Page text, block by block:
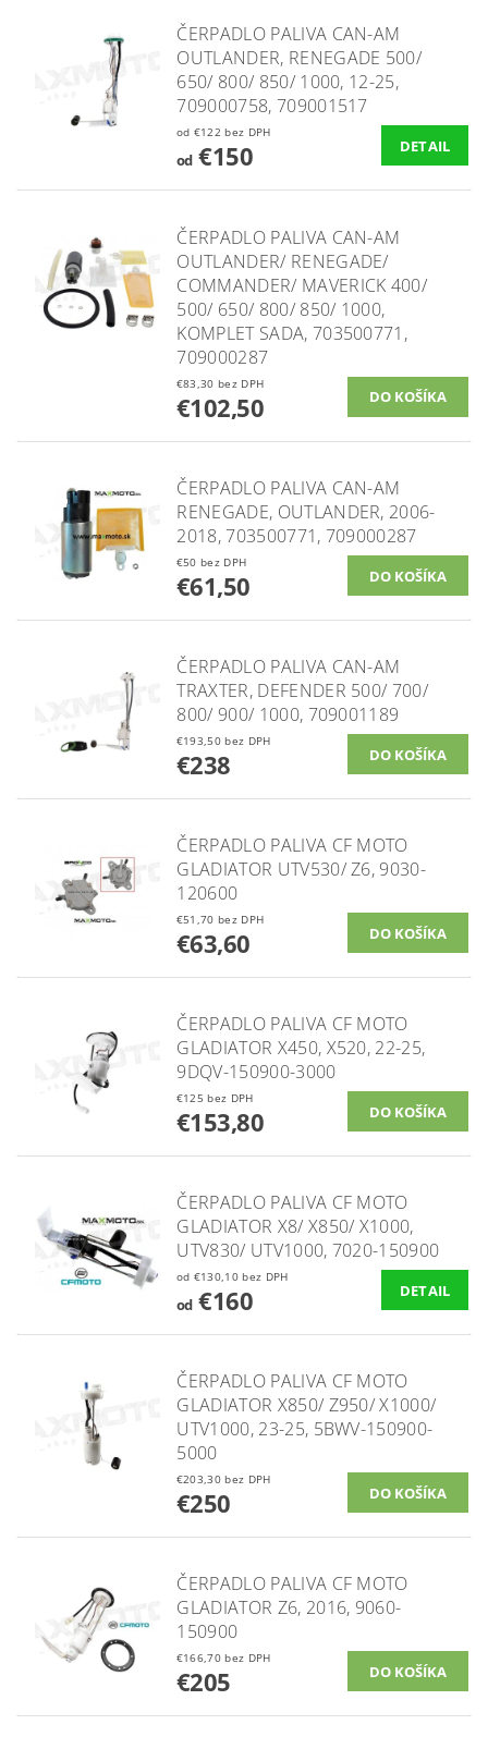
ČERPADLO PALIVA CAN-AM
OUTLANDER, RENEGADE 500/
650/ 800/ 850/ 1000, 12-25,
709000758, 709001517
od €122 bez DPH
od€150 DETAIL
ČERPADLO PALIVA CAN-AM
OUTLANDER/ RENEGADE/
COMMANDER/ MAVERICK 400/
500/ 650/ 800/ 850/ 1000,
KOMPLET SADA, 703500771,
709000287
€83,30 bez DPH
€102,50
ČERPADLO PALIVA CAN-AM
RENEGADE, OUTLANDER, 2006-
2018, 703500771, 709000287
€50 bez DPH
€61,50
ČERPADLO PALIVA CAN-AM
TRAXTER, DEFENDER 500/ 700/
800/ 900/ 1000, 709001189
€193,50 bez DPH
€238
ČERPADLO PALIVA CF MOTO
GLADIATOR UTV530/ Z6, 9030-
120600
€51,70 bez DPH
€63,60
ČERPADLO PALIVA CF MOTO
GLADIATOR X450, X520, 22-25,
9DQV-150900-3000
€125 bez DPH
€153,80
ČERPADLO PALIVA CF MOTO
GLADIATOR X8/ X850/ X1000,
UTV830/ UTV1000, 7020-150900
od €130,10 bez DPH
od€160 DETAIL
ČERPADLO PALIVA CF MOTO
GLADIATOR X850/ Z950/ X1000/
UTV1000, 23-25, 5BWV-150900-
5000
€203,30 bez DPH
€250
ČERPADLO PALIVA CF MOTO
GLADIATOR Z6, 2016, 9060-
150900
€166,70 bez DPH
€205